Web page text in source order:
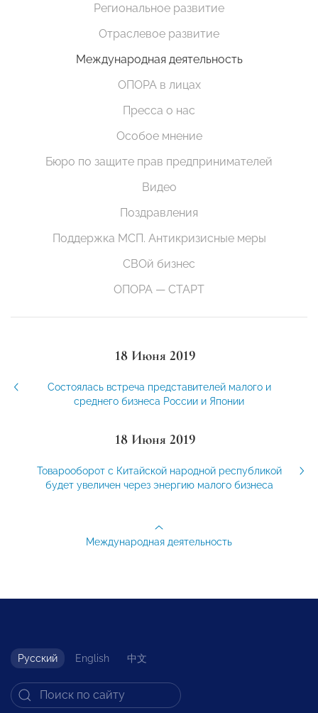
Региональное развитие
Отраслевое развитие
Международная деятельность
ОПОРА в лицах
Пресса о нас
Особое мнение
Бюро по защите прав предпринимателей
Видео
Поздравления
Поддержка МСП. Антикризисные меры
СВОй бизнес
ОПОРА — СТАРТ
18 Июня 2019
Состоялась встреча представителей малого и
среднего бизнеса России и Японии
18 Июня 2019
Товарооборот с Китайской народной республикой
будет увеличен через энергию малого бизнеса
Международная деятельность
Русский English 中文